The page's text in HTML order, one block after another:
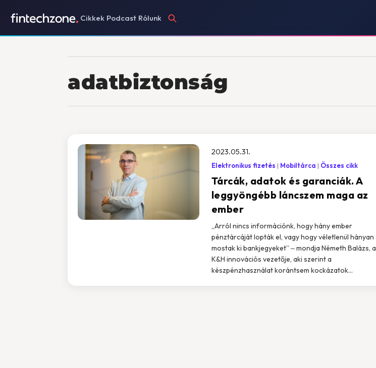
Cikkek Podcast Rólunk
adatbiztonság
Tárcák, adatok és garanciák. A
leggyöngébb láncszem maga az
ember
2023.05.31.
Elektronikus fizetés Mobiltárca Összes cikk
„Arról nincs információnk, hogy hány ember
pénztárcáját lopták el, vagy hogy véletlenül hányan
mostak ki bankjegyeket” ‒ mondja Németh Balázs, a
K&H innovációs vezetője, aki szerint a
készpénzhasználat korántsem kockázatok...